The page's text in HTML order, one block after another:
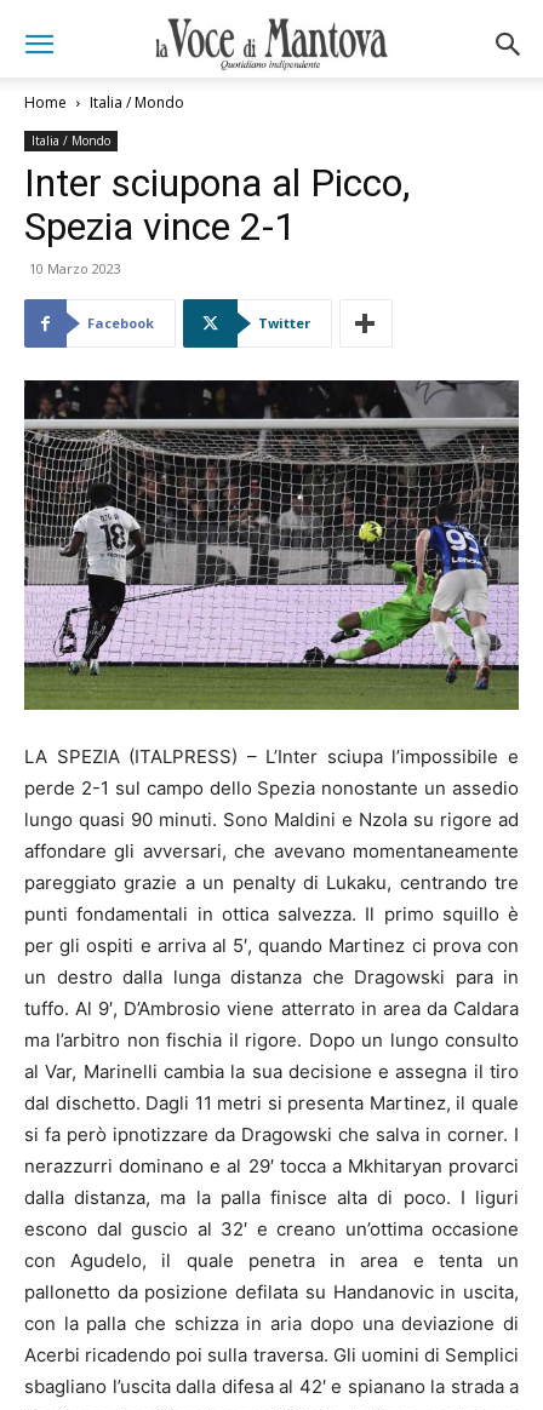
Home Italia / Mondo
Italia / Mondo
Inter sciupona al Picco,
Spezia vince 2-1
10 Marzo 2023
Facebook Twitter
LA SPEZIA (ITALPRESS) – L’Inter sciupa l’impossibile e
perde 2-1 sul campo dello Spezia nonostante un assedio
lungo quasi 90 minuti. Sono Maldini e Nzola su rigore ad
affondare gli avversari, che avevano momentaneamente
pareggiato grazie a un penalty di Lukaku, centrando tre
punti fondamentali in ottica salvezza. Il primo squillo è
per gli ospiti e arriva al 5′, quando Martinez ci prova con
un destro dalla lunga distanza che Dragowski para in
tuffo. Al 9′, D’Ambrosio viene atterrato in area da Caldara
ma l’arbitro non fischia il rigore. Dopo un lungo consulto
al Var, Marinelli cambia la sua decisione e assegna il tiro
dal dischetto. Dagli 11 metri si presenta Martinez, il quale
si fa però ipnotizzare da Dragowski che salva in corner. I
nerazzurri dominano e al 29′ tocca a Mkhitaryan provarci
dalla distanza, ma la palla finisce alta di poco. I liguri
escono dal guscio al 32′ e creano un’ottima occasione
con Agudelo, il quale penetra in area e tenta un
pallonetto da posizione defilata su Handanovic in uscita,
con la palla che schizza in aria dopo una deviazione di
Acerbi ricadendo poi sulla traversa. Gli uomini di Semplici
sbagliano l’uscita dalla difesa al 42′ e spianano la strada a